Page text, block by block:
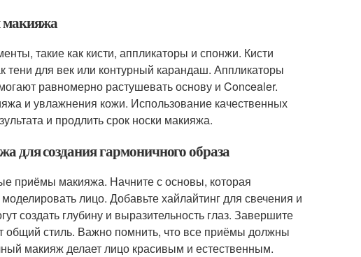
макияжа
такие как кисти, аппликаторы и спонжи. Кисти
тени для век или контурный карандаш. Аппликаторы
равномерно растушевать основу и Concealer.
и увлажнения кожи. Использование качественных
и продлить срок носки макияжа.
для создания гармоничного образа
приёмы макияжа. Начните с основы, которая
лицо. Добавьте хайлайтинг для свечения и
создать глубину и выразительность глаз. Завершите
общий стиль. Важно помнить, что все приёмы должны
макияж делает лицо красивым и естественным.